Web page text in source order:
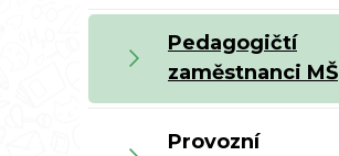
Pedagogičtí
zaměstnanci MŠ
Provozní